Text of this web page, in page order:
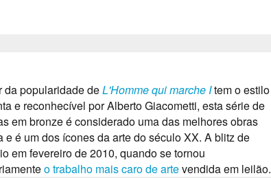
da popularidade deL'Homme qui marche Item o estilo
e reconhecível por Alberto Giacometti, esta série de
em bronze é considerado uma das melhores obras
e é um dos ícones da arte do século XX. A blitz de
em fevereiro de 2010, quando se tornou
o trabalho mais caro de artevendida em leilão.